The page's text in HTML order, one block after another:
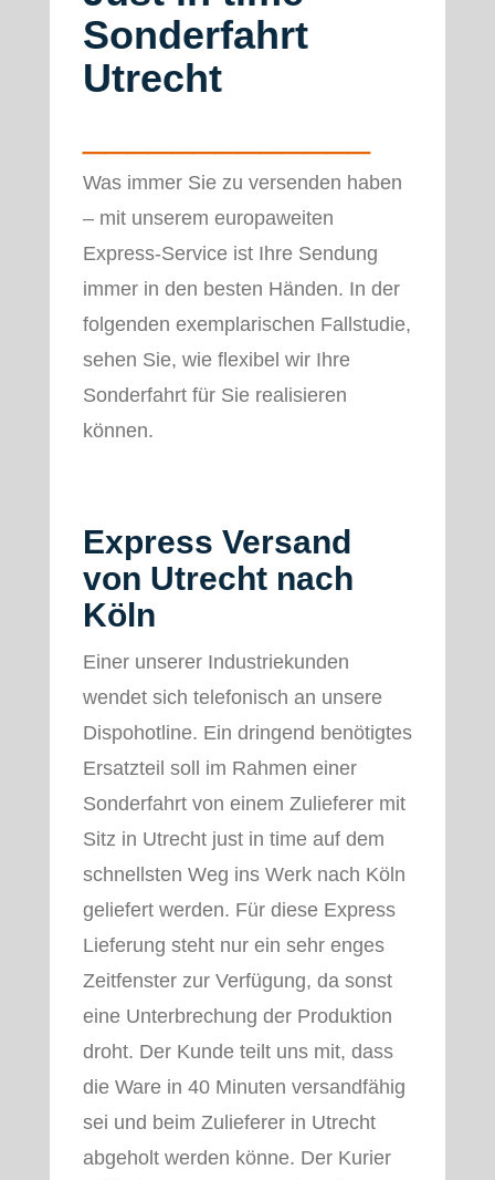
Sonderfahrt
Utrecht
Was immer Sie zu versenden haben
– mit unserem europaweiten
Express-Service ist Ihre Sendung
immer in den besten Händen. In der
folgenden exemplarischen Fallstudie,
sehen Sie, wie flexibel wir Ihre
Sonderfahrt für Sie realisieren
können.
Express Versand
von Utrecht nach
Köln
Einer unserer Industriekunden
wendet sich telefonisch an unsere
Dispohotline. Ein dringend benötigtes
Ersatzteil soll im Rahmen einer
Sonderfahrt von einem Zulieferer mit
Sitz in Utrecht just in time auf dem
schnellsten Weg ins Werk nach Köln
geliefert werden. Für diese Express
Lieferung steht nur ein sehr enges
Zeitfenster zur Verfügung, da sonst
eine Unterbrechung der Produktion
droht. Der Kunde teilt uns mit, dass
die Ware in 40 Minuten versandfähig
sei und beim Zulieferer in Utrecht
abgeholt werden könne. Der Kurier